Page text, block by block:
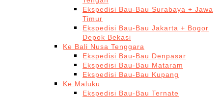
Ekspedisi Bau-Bau Surabaya + Jawa
Timur
Ekspedisi Bau-Bau Jakarta + Bogor
Depok Bekasi
Ke Bali Nusa Tenggara
Ekspedisi Bau-Bau Denpasar
Ekspedisi Bau-Bau Mataram
Ekspedisi Bau-Bau Kupang
Ke Maluku
Ekspedisi Bau-Bau Ternate